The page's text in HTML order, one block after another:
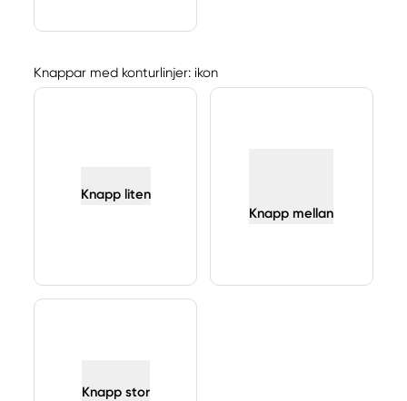
Knappar med konturlinjer: ikon
Knapp liten
Knapp mellan
Knapp stor